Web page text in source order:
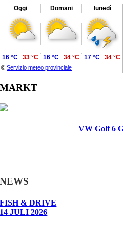
Oggi Domani lunedì
©Servizio meteo provinciale
16 °C 33 °C 16 °C 34 °C 17 °C 34 °C
MARKT
VW Golf 6
NEWS
FISH & DRIVE
14 JULI 2026